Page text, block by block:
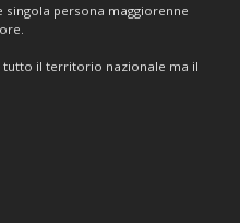
persona maggiorenne
tutto il territorio nazionale ma il